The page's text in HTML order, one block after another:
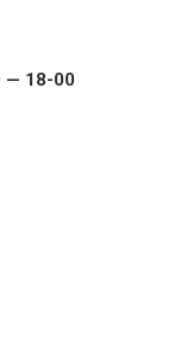
— 18-00